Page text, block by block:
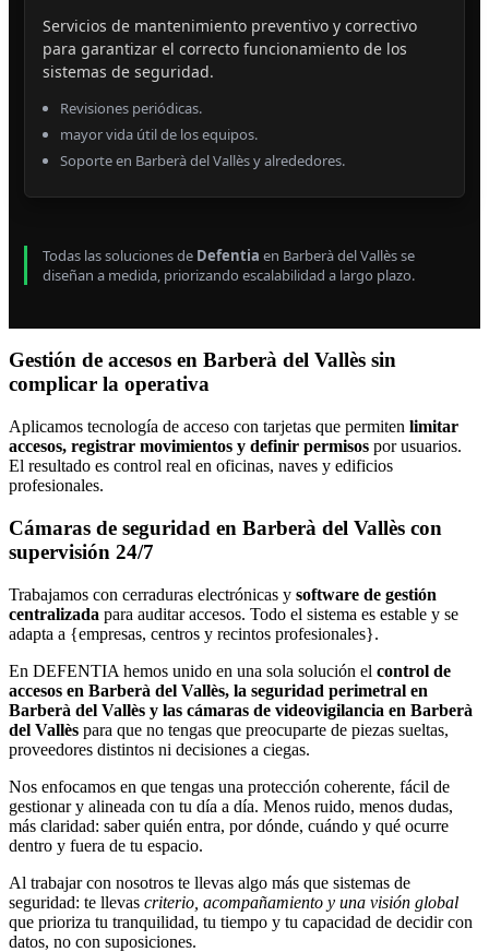
Servicios de mantenimiento preventivo y correctivo
para garantizar el correcto funcionamiento de los
sistemas de seguridad.
Revisiones periódicas.
mayor vida útil de los equipos.
Soporte en Barberà del Vallès y alrededores.
Todas las soluciones de Defentia en Barberà del Vallès se
diseñan a medida, priorizando escalabilidad a largo plazo.
Gestión de accesos en Barberà del Vallès sin
complicar la operativa
Aplicamos tecnología de acceso con tarjetas que permiten limitar
accesos, registrar movimientos y definir permisos por usuarios.
El resultado es control real en oficinas, naves y edificios
profesionales.
Cámaras de seguridad en Barberà del Vallès con
supervisión 24/7
Trabajamos con cerraduras electrónicas y software de gestión
centralizada para auditar accesos. Todo el sistema es estable y se
adapta a {empresas, centros y recintos profesionales}.
En DEFENTIA hemos unido en una sola solución el control de
accesos en Barberà del Vallès, la seguridad perimetral en
Barberà del Vallès y las cámaras de videovigilancia en Barberà
del Vallès para que no tengas que preocuparte de piezas sueltas,
proveedores distintos ni decisiones a ciegas.
Nos enfocamos en que tengas una protección coherente, fácil de
gestionar y alineada con tu día a día. Menos ruido, menos dudas,
más claridad: saber quién entra, por dónde, cuándo y qué ocurre
dentro y fuera de tu espacio.
Al trabajar con nosotros te llevas algo más que sistemas de
seguridad: te llevas criterio, acompañamiento y una visión global
que prioriza tu tranquilidad, tu tiempo y tu capacidad de decidir con
datos, no con suposiciones.